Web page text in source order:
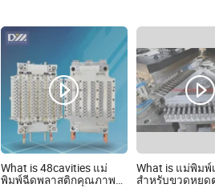
What is 48cavities แม่
พิมพ์ฉีดพลาสติกคุณภาพสูง
What is แม่พิมพ์
สำหรับขวดหยด